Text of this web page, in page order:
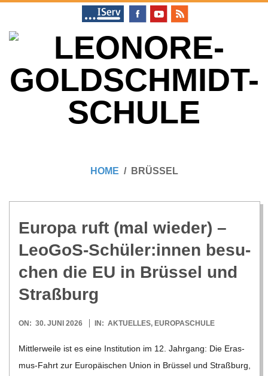
content
O
N
O
R
E
HOME BRÜSSEL
Europa ruft (mal wie­der) –
LeoGoS-Schüler:innen besu­
chen die EU in Brüs­sel und
Straßburg
2026-
ON: 30. JUNI 2026 IN: AKTUELLES, EUROPASCHULE
Mitt­ler­weile ist es eine Insti­tu­tion im 12. Jahr­gang: Die Eras­­
mus-Fahrt zur Euro­päi­schen Union in Brüs­sel und Straß­burg,